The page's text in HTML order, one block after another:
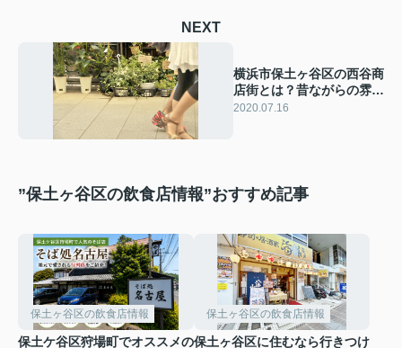
NEXT
横浜市保土ヶ谷区の西谷商
店街とは？昔ながらの雰囲
気が漂う商店街！
2020.07.16
”保土ヶ谷区の飲食店情報”おすすめ記事
保土ヶ谷区の飲食店情報
保土ケ谷区狩場町でオススメの
保土ヶ谷区の飲食店情報
保土ヶ谷区に住むなら行きつけ